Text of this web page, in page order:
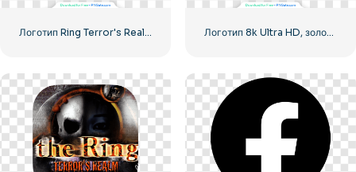
Логотип Ring Terror's Realm Black Square – Бесплатная загрузка PNG Логотип 8k Ultra HD, золотой